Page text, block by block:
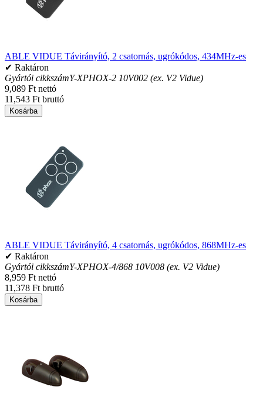
ABLE VIDUE Távirányító, 2 csatornás, ugrókódos, 434MHz-es
✔ Raktáron
Gyártói cikkszámY-XPHOX-2 10V002 (ex. V2 Vidue)
9,089 Ft nettó
11,543 Ft bruttó
Kosárba
ABLE VIDUE Távirányító, 4 csatornás, ugrókódos, 868MHz-es
✔ Raktáron
Gyártói cikkszámY-XPHOX-4/868 10V008 (ex. V2 Vidue)
8,959 Ft nettó
11,378 Ft bruttó
Kosárba